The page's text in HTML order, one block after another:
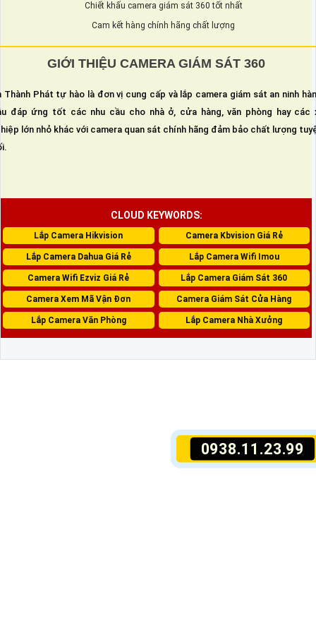
0938.11.23.99
Chiết khấu camera giám sát 360 tốt nhất
Cam kết hàng chính hãng chất lượng
GIỚI THIỆU CAMERA GIÁM SÁT 360
Thành Phát tự hào là đơn vị cung cấp và lắp camera giám sát an ninh
đáp ứng tốt các nhu cầu cho nhà ở, cửa hàng, văn phòng hay các
lớn nhỏ khác với camera quan sát chính hãng đảm bảo chất lượng
CLOUD KEYWORDS:
Lắp Camera Hikvision Camera Kbvision Giá Rẻ
Lắp Camera Dahua Giá Rẻ Lắp Camera Wifi Imou
Camera Wifi Ezviz Giá Rẻ Lắp Camera Giám Sát 360
Camera Xem Mã Vận Đơn Camera Giám Sát Cửa Hàng
Lắp Camera Văn Phòng Lắp Camera Nhà Xưởng